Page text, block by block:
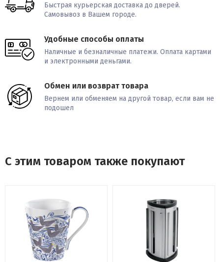
Быстрая курьерская доставка до дверей.
Самовывоз в Вашем городе.
Удобные способы оплаты
Наличные и безналичные платежи. Оплата картами
и электронными деньгами.
Обмен или возврат товара
Вернем или обменяем на другой товар, если вам не
подошел
С этим товаром также покупают